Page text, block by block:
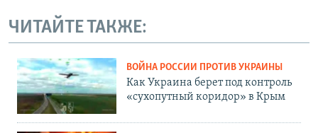
ЧИТАЙТЕ ТАКЖЕ:
ВОЙНА РОССИИ ПРОТИВ УКРАИНЫ
Как Украина берет под контроль
«сухопутный коридор» в Крым